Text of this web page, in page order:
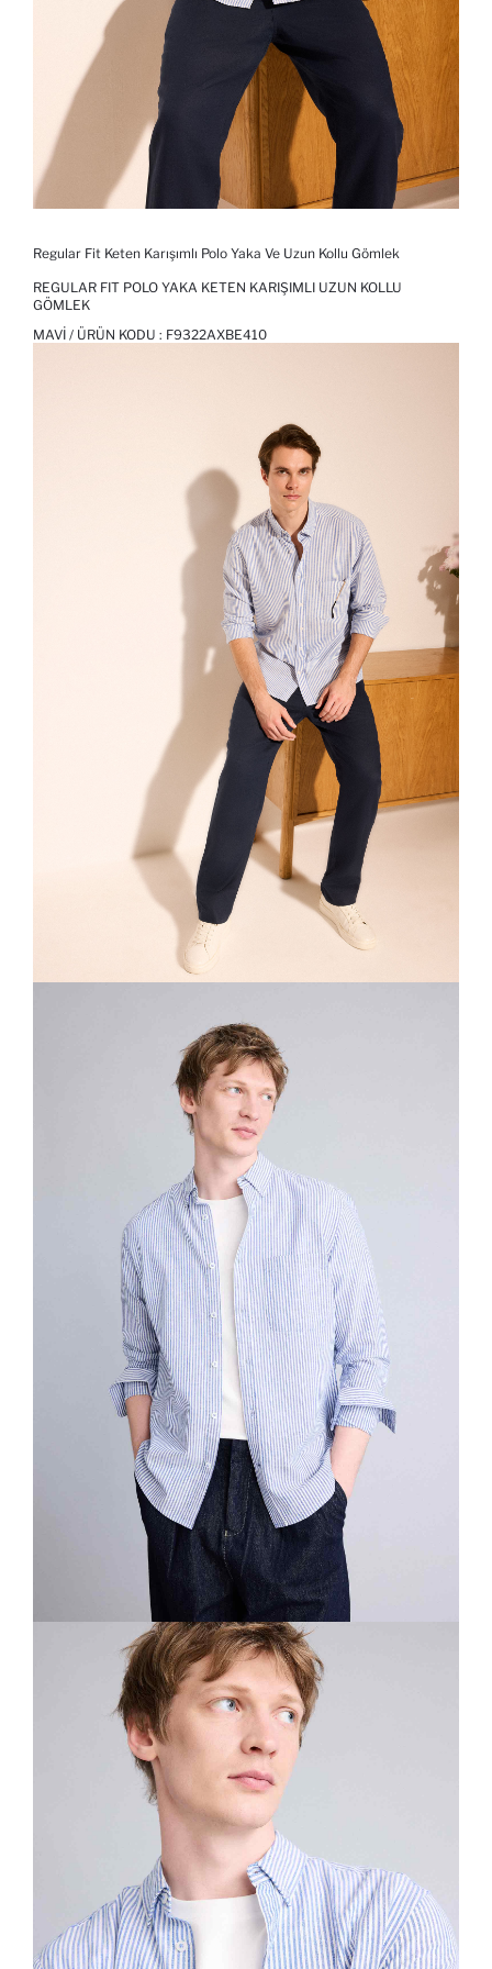
Regular Fit Keten Karışımlı Polo Yaka Ve Uzun Kollu Gömlek
REGULAR FIT POLO YAKA KETEN KARIŞIMLI UZUN KOLLU
GÖMLEK
MAVI / ÜRÜN KODU : F9322AXBE410